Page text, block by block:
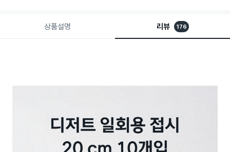
상품설명 리뷰 176